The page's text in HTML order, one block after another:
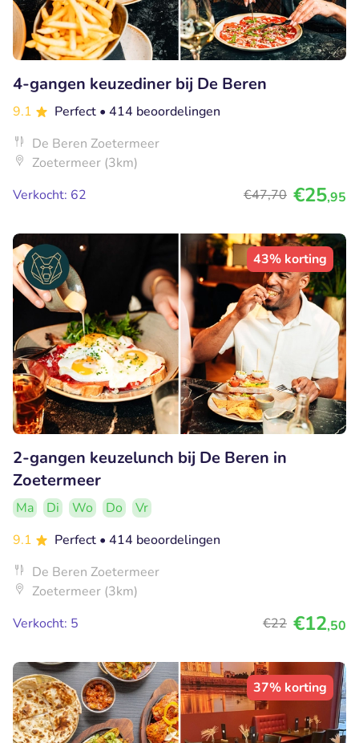
4-gangen keuzediner bij De Beren
9.1 Perfect • 414 beoordelingen
De Beren Zoetermeer
Zoetermeer (3km)
Verkocht: 62
€47,70 €25,95
43% korting
2-gangen keuzelunch bij De Beren in
Zoetermeer
Ma Di Wo Do
Vr
9.1
Perfect • 414 beoordelingen
De Beren Zoetermeer
Zoetermeer (3km)
Verkocht: 5
€22 €12,50
37% korting